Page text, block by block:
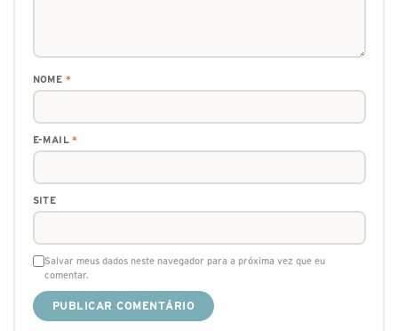
NOME *
E-MAIL*
SITE
Salvar meus dados neste navegador para a próxima vez que eu
comentar.